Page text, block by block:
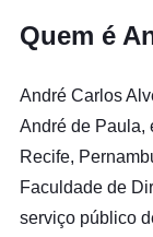
Quem é
André Carlos
André de Paula,
Recife,
Faculdade de
serviço público